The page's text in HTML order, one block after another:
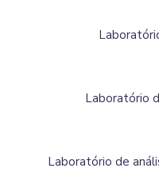
Laboratório
Laboratório de